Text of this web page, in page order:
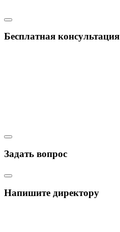
Бесплатная консультация
Задать вопрос
Напишите директору